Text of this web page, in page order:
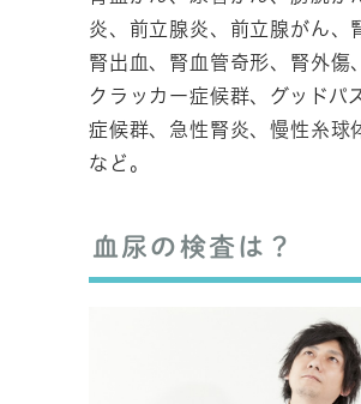
炎、前立腺炎、前立腺がん、
腎出血、腎血管奇形、腎外傷
クラッカー症候群、グッドパ
症候群、急性腎炎、慢性糸球
など。
血尿の検査は？